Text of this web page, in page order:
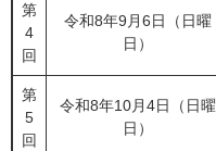
第
4
回
令和8年9月6日（日曜
日）
第
5
回
令和8年10月4日（日曜
日）